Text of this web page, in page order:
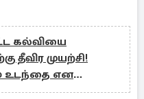
கல்வியை
தீவிர முயற்சி!
உடந்தை என